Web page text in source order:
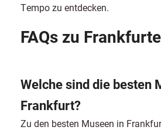
Tempo zu entdecken.
FAQs zu
Welche sind die besten
Frankfurt?
Zu den besten Museen in